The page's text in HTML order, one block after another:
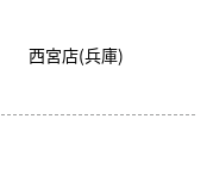
西宮店(兵庫)